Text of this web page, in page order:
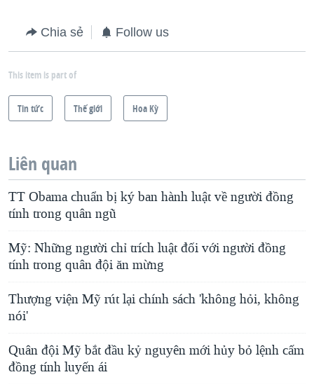
Chia sẻ Follow us
This item is part of
Tin tức Thế giới Hoa Kỳ
Liên quan
TT Obama chuẩn bị ký ban hành luật về người đồng
tính trong quân ngũ
Mỹ: Những người chỉ trích luật đối với người đồng
tính trong quân đội ăn mừng
Thượng viện Mỹ rút lại chính sách 'không hỏi, không
nói'
Quân đội Mỹ bắt đầu kỷ nguyên mới hủy bỏ lệnh cấm
đồng tính luyến ái